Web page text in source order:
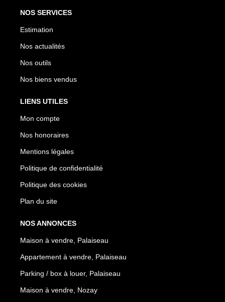
NOS SERVICES
Estimation
Nos actualités
Nos outils
Nos biens vendus
LIENS UTILES
Mon compte
Nos honoraires
Mentions légales
Politique de confidentialité
Politique des cookies
Plan du site
NOS ANNONCES
Maison à vendre, Palaiseau
Appartement à vendre, Palaiseau
Parking / box à louer, Palaiseau
Maison à vendre, Nozay